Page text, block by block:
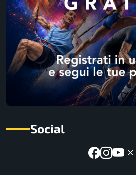
Social